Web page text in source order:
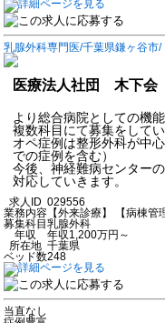
乳腺外科専門医/千葉県鎌ヶ谷市
医療法人社団 木下
より総合病院としての機
複数科目にて募集をしてい
オペ症例は整形外科が中
での症例を含む）
今後、神経難病センター
対応していきます。
求人ID 029556
業務内容 【外来診療】 【病棟管
募集科目乳腺外科
年収
年収1,200万円～
所在地 千葉県
ベッド数248
当直なし